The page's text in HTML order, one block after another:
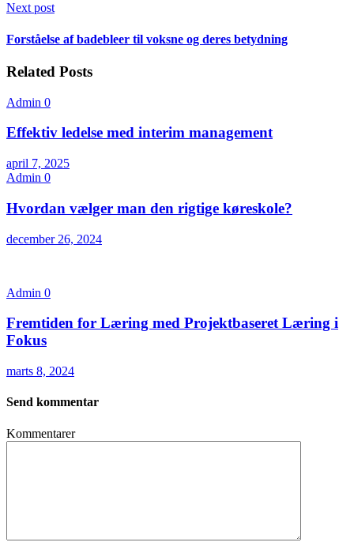
Next post
Forståelse af badebleer til voksne og deres betydning
Related Posts
Admin 0
Effektiv ledelse med interim management
april 7, 2025
Admin 0
Hvordan vælger man den rigtige køreskole?
december 26, 2024
Admin 0
Fremtiden for Læring med Projektbaseret Læring i
Fokus
marts 8, 2024
Send kommentar
Kommentarer